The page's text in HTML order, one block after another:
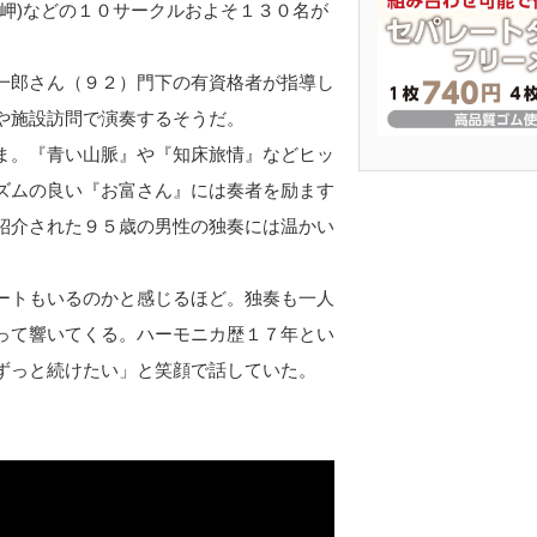
)などの１０サークルおよそ１３０名が
さん（９２）門下の有資格者が指導し
設訪問で演奏するそうだ。
『青い山脈』や『知床旅情』などヒッ
の良い『お富さん』には奏者を励ます
された９５歳の男性の独奏には温かい
もいるのかと感じるほど。独奏も一人
響いてくる。ハーモニカ歴１７年とい
と続けたい」と笑顔で話していた。